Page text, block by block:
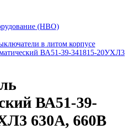
(НВО)
в литом корпусе
ВА51-39-341815-20УХЛ3
ВА51-39-
630А, 660В